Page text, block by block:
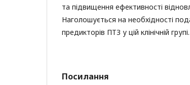
та підвищення ефективності
Наголошується на необхідності
предикторів ПТЗ у цій клінічній групі.
Посилання